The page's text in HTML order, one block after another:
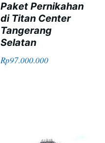
Paket Pernikahan
di Titan Center
Tangerang
Selatan
Rp97.000.000